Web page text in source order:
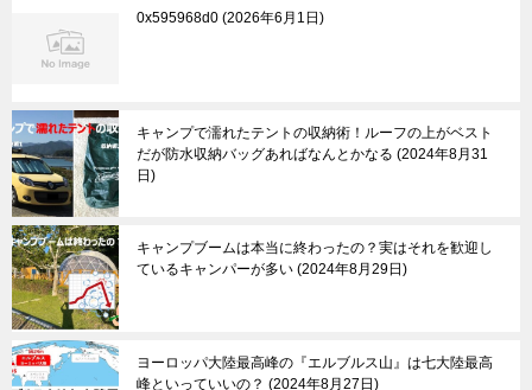
0x595968d0 2026年6月1日
キャンプで濡れたテントの収納術！ルーフの上がベスト
だが防水収納バッグあればなんとかなる 2024年8月31
日
キャンプブームは本当に終わったの？実はそれを歓迎し
ているキャンパーが多い 2024年8月29日
ヨーロッパ大陸最高峰の『エルブルス山』は七大陸最高
峰といっていいの？
2024年8月27日